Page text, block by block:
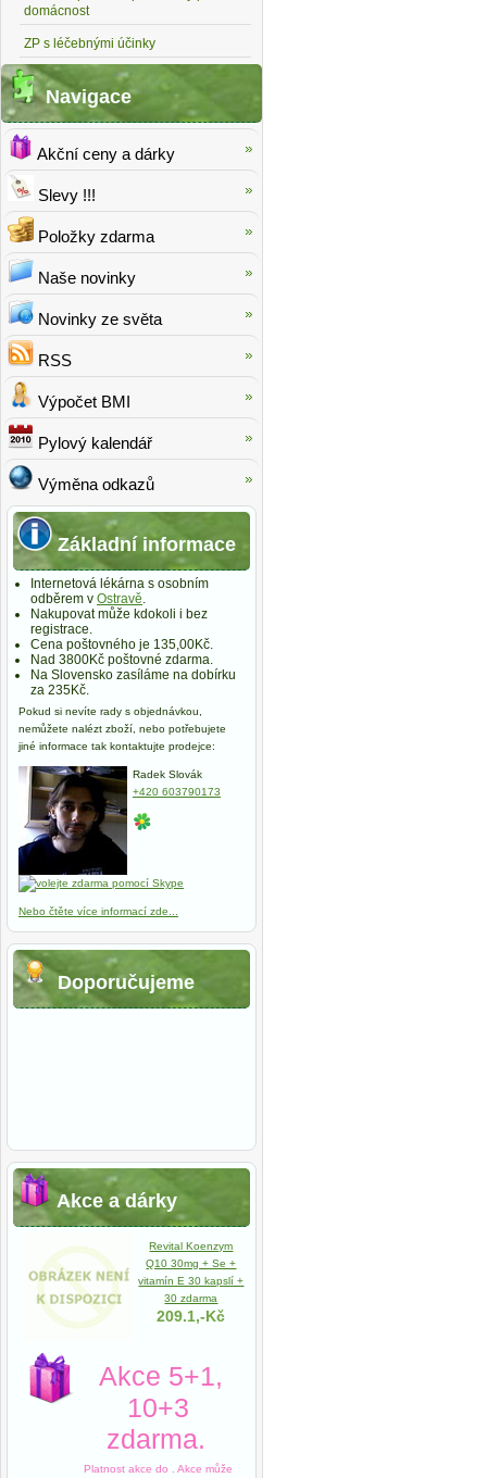
domácnost
ZP s léčebnými účinky
Navigace
Akční ceny a dárky
Slevy !!!
Položky zdarma
Naše novinky
Novinky ze světa
RSS
Výpočet BMI
Pylový kalendář
Výměna odkazů
Základní informace
Internetová lékárna s osobním
odběrem v Ostravě.
Nakupovat může kdokoli i bez
registrace.
Cena poštovného je 135,00Kč.
Nad 3800Kč poštovné zdarma.
Na Slovensko zasíláme na dobírku
za 235Kč.
Pokud si nevíte rady s objednávkou,
nemůžete nalézt zboží, nebo potřebujete
jiné informace tak kontaktujte prodejce:
Radek Slovák
+420 603790173
Nebo čtěte více informací zde...
Doporučujeme
Akce a dárky
Revital Koenzym
Q10 30mg + Se +
vitamín E 30 kapslí +
30 zdarma
209.1,-Kč
Akce 5+1,
10+3
zdarma.
Platnost akce do . Akce může